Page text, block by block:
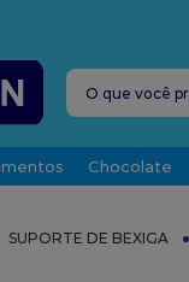
O que você
Chocolate
SUPORTE DE BEXIGA